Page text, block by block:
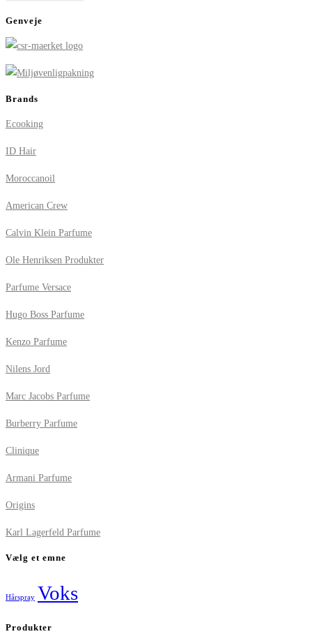
Genveje
Brands
Ecooking
ID Hair
Moroccanoil
American Crew
Calvin Klein Parfume
Ole Henriksen Produkter
Parfume Versace
Hugo Boss Parfume
Kenzo Parfume
Nilens Jord
Marc Jacobs Parfume
Burberry Parfume
Clinique
Armani Parfume
Origins
Karl Lagerfeld Parfume
Vælg et emne
Hårspray Voks
Produkter